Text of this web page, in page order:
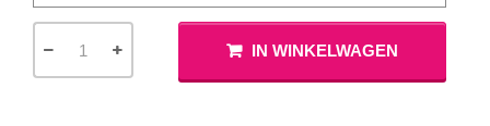
IN WINKELWAGEN